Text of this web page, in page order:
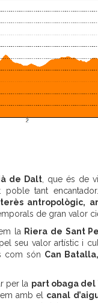
de Dalt, que és de
tant
antropològic,
de gran valor
la Riera de Sant
seu valor artístic i
com són Can
per la part obaga del
amb el canal